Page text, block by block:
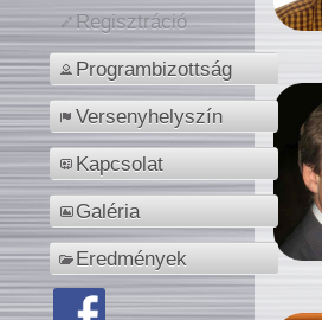
Regisztráció
Programbizottság
Versenyhelyszín
Kapcsolat
Galéria
Eredmények